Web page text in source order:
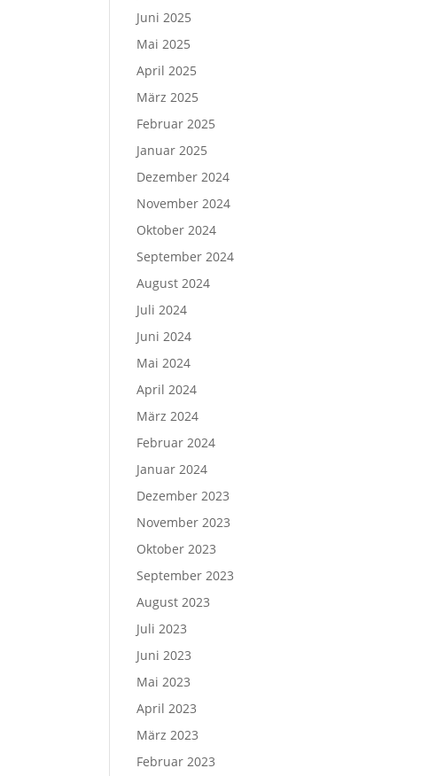
Juni 2025
Mai 2025
April 2025
März 2025
Februar 2025
Januar 2025
Dezember 2024
November 2024
Oktober 2024
September 2024
August 2024
Juli 2024
Juni 2024
Mai 2024
April 2024
März 2024
Februar 2024
Januar 2024
Dezember 2023
November 2023
Oktober 2023
September 2023
August 2023
Juli 2023
Juni 2023
Mai 2023
April 2023
März 2023
Februar 2023